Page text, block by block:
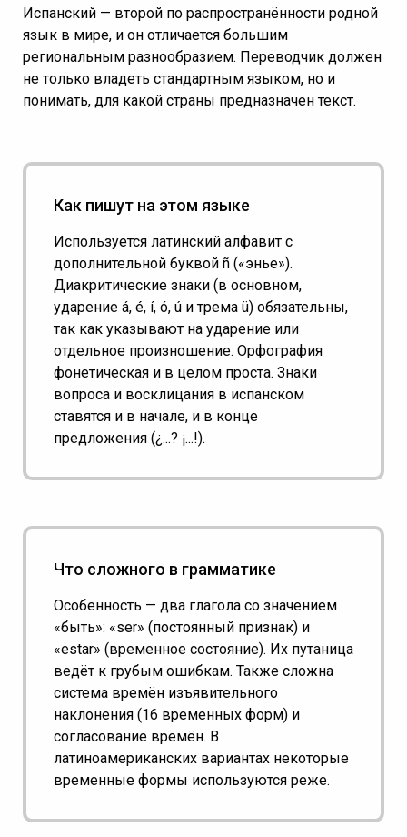
Испанский — второй по распространённости родной
язык в мире, и он отличается большим
региональным разнообразием. Переводчик должен
не только владеть стандартным языком, но и
понимать, для какой страны предназначен текст.
Как пишут на этом языке
Используется латинский алфавит с
дополнительной буквой ñ («энье»).
Диакритические знаки (в основном,
ударение á, é, í, ó, ú и трема ü) обязательны,
так как указывают на ударение или
отдельное произношение. Орфография
фонетическая и в целом проста. Знаки
вопроса и восклицания в испанском
ставятся и в начале, и в конце
предложения (¿...? ¡...!).
Что сложного в грамматике
Особенность — два глагола со значением
«быть»: «ser» (постоянный признак) и
«estar» (временное состояние). Их путаница
ведёт к грубым ошибкам. Также сложна
система времён изъявительного
наклонения (16 временных форм) и
согласование времён. В
латиноамериканских вариантах некоторые
временные формы используются реже.